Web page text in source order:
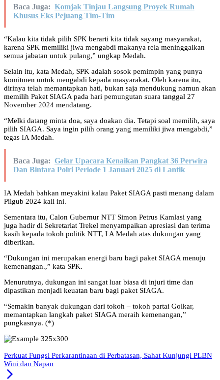
Baca Juga: Komjak Tinjau Langsung Proyek Rumah
Khusus Eks Pejuang Tim-Tim
“Kalau kita tidak pilih SPK berarti kita tidak sayang masyarakat,
karena SPK memiliki jiwa mengabdi makanya rela meninggalkan
semua jabatan untuk pulang,” ungkap Medah.
Selain itu, kata Medah, SPK adalah sosok pemimpin yang punya
komitmen untuk mengabdi kepada masyarakat. Oleh karena itu,
dirinya telah memantapkan hati, bukan saja mendukung namun akan
memilih Paket SIAGA pada hari pemungutan suara tanggal 27
November 2024 mendatang.
“Melki datang minta doa, saya doakan dia. Tetapi soal memilih, saya
pilih SIAGA. Saya ingin pilih orang yang memiliki jiwa mengabdi,”
tegas IA Medah.
Baca Juga: Gelar Upacara Kenaikan Pangkat 36 Perwira
Dan Bintara Polri Periode 1 Januari 2025 di Lantik
IA Medah bahkan meyakini kalau Paket SIAGA pasti menang dalam
Pilgub 2024 kali ini.
Sementara itu, Calon Gubernur NTT Simon Petrus Kamlasi yang
juga hadir di Sekretariat Trekel menyampaikan apresiasi dan terima
kasih kepada tokoh politik NTT, I A Medah atas dukungan yang
diberikan.
“Dukungan ini merupakan energi baru bagi paket SIAGA menuju
kemenangan.,” kata SPK.
Menurutnya, dukungan ini sangat luar biasa di injuri time dan
dipastikan menjadi keuatan baru bagi paket SIAGA.
“Semakin banyak dukungan dari tokoh – tokoh partai Golkar,
memantapkan langkah paket SIAGA meraih kemenangan,”
pungkasnya. (*)
Perkuat Fungsi Perkarantinaan di Perbatasan, Sahat Kunjungi PLBN
Wini dan Napan